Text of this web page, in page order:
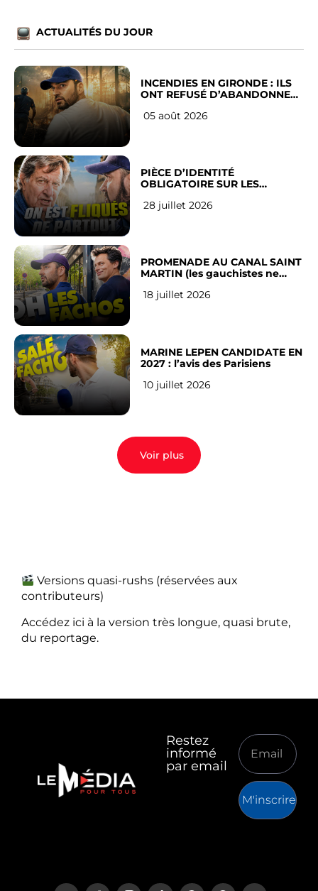
ACTUALITÉS DU JOUR
INCENDIES EN GIRONDE : ILS
ONT REFUSÉ D’ABANDONNER
05 août 2026
PIÈCE D’IDENTITÉ
OBLIGATOIRE SUR LES
Français
28 juillet 2026
PROMENADE AU CANAL SAINT
MARTIN (les gauchistes ne
18 juillet 2026
MARINE LEPEN CANDIDATE EN
2027 : l’avis des Parisiens
10 juillet 2026
Voir plus
Versions quasi-rushs (réservées aux
contributeurs)
Accédez ici à la version très longue, quasi brute,
du reportage.
Restez
informé
par email
M'inscrire